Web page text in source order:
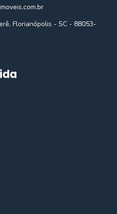
Florianópolis - SC - 88053-